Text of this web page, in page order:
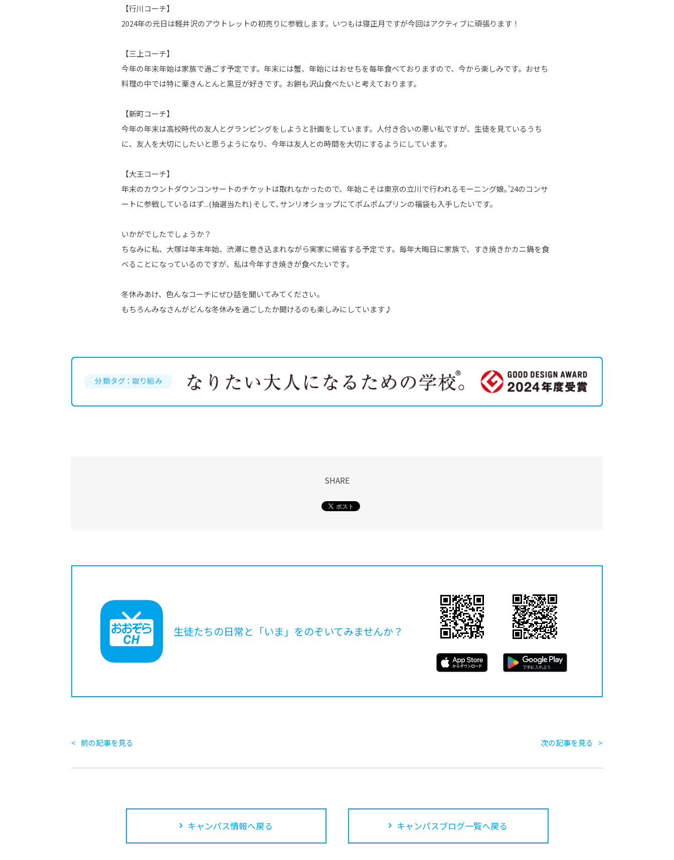
【行川コーチ】
2024年の元日は軽井沢のアウトレットの初売りに参戦します。いつもは寝正月ですが今回はアクティブに頑張ります！
【三上コーチ】
今年の年末年始は家族で過ごす予定です。年末には蟹、年始にはおせちを毎年食べておりますので、今から楽しみです。おせち
料理の中では特に栗きんとんと黒豆が好きです。お餅も沢山食べたいと考えております。
【新町コーチ】
今年の年末は高校時代の友人とグランピングをしようと計画をしています。人付き合いの悪い私ですが、生徒を見ているうち
に、友人を大切にしたいと思うようになり、今年は友人との時間を大切にするようにしています。
【大王コーチ】
年末のカウントダウンコンサートのチケットは取れなかったので、年始こそは東京の立川で行われるモーニング娘｡'24のコンサ
ートに参戦しているはず...(抽選当たれ) そして､サンリオショップにてポムポムプリンの福袋も入手したいです。
いかがでしたでしょうか？
ちなみに私、大塚は年末年始、渋滞に巻き込まれながら実家に帰省する予定です。毎年大晦日に家族で、すき焼きかカニ鍋を食
べることになっているのですが、私は今年すき焼きが食べたいです。
冬休みあけ、色んなコーチにぜひ話を聞いてみてください。
もちろんみなさんがどんな冬休みを過ごしたか聞けるのも楽しみにしています♪
SHARE
生徒たちの日常と「いま」をのぞいてみませんか？
前の記事を見る 次の記事を見る
キャンパス情報へ戻る キャンパスブログ一覧へ戻る